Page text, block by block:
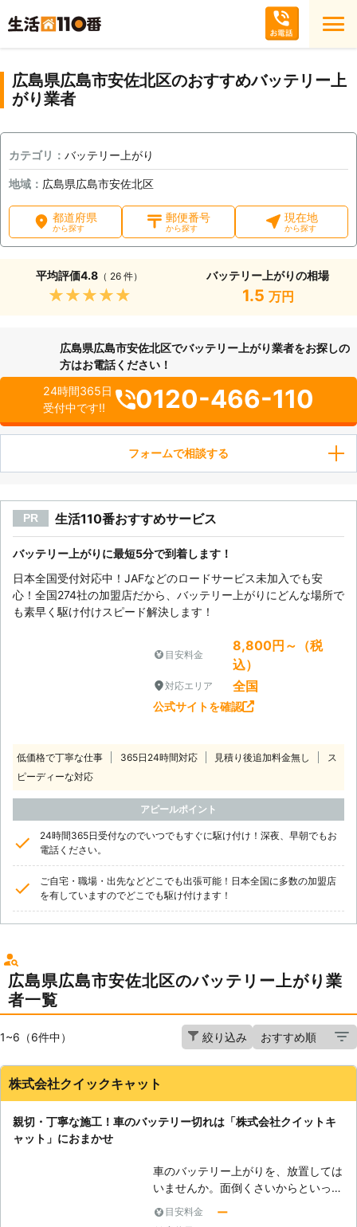
広島県広島市安佐北区のおすすめバッテリー上
がり業者
カテゴリ： バッテリー上がり
地域： 広島県広島市安佐北区
都道府県
から探す
郵便番号
から探す
現在地
から探す
平均評価4.8 （ 26 件）
★★★★★
バッテリー上がりの相場
1.5 万円
広島県広島市安佐北区でバッテリー上がり業者をお探しの
方はお電話ください！
24時間365日
受付中です!!
0120-466-110
フォームで相談する
PR 生活110番おすすめサービス
バッテリー上がりに最短5分で到着します！
日本全国受付対応中！JAFなどのロードサービス未加入でも安
心！全国274社の加盟店だから、バッテリー上がりにどんな場所で
も素早く駆け付けスピード解決します！
目安料金
8,800円～（税
込）
対応エリア 全国
公式サイトを確認
低価格で丁寧な仕事 365日24時間対応 見積り後追加料金無し
ス
ピーディーな対応
アピールポイント
24時間365日受付なのでいつでもすぐに駆け付け！深夜、早朝でもお
電話ください。
ご自宅・職場・出先などどこでも出張可能！日本全国に多数の加盟店
を有していますのでどこでも駆け付けます！
広島県広島市安佐北区のバッテリー上がり業
者一覧
1~6（6件中） 絞り込み
株式会社クイックキャット
親切・丁寧な施工！車のバッテリー切れは「株式会社クイットキ
ャット」におまかせ
車のバッテリー上がりを、放置しては
いませんか。面倒くさいからといって
バッテリー上がりを放置してしまう
と、タンク内のガソリンが固まって詰
目安料金 ー